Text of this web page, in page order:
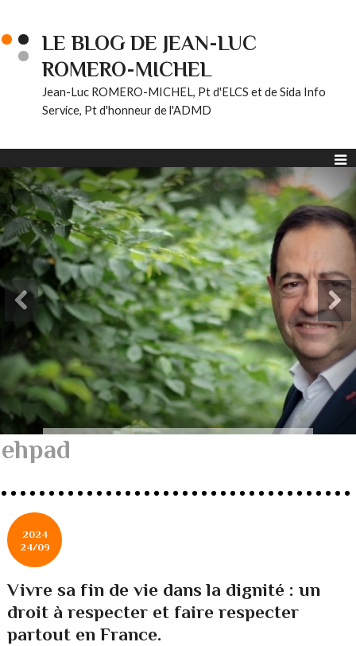
LE BLOG DE JEAN-LUC
ROMERO-MICHEL
Jean-Luc ROMERO-MICHEL, Pt d'ELCS et de Sida Info
Service, Pt d'honneur de l'ADMD
ehpad
2024
24/09
Vivre sa fin de vie dans la dignité : un
droit à respecter et faire respecter
partout en France.